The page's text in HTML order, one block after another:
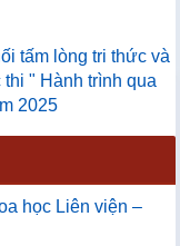
tấm lòng tri thức và
" Hành trình qua
2025
dẫn truy cập
Ebook
học Liên viện –